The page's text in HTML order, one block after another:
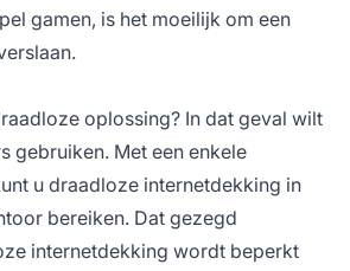
gamen, is het moeilijk om een
oplossing? In dat geval wilt
gebruiken. Met een enkele
u draadloze internetdekking in
bereiken. Dat gezegd
internetdekking wordt beperkt